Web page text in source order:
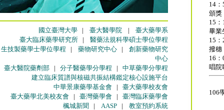
國立臺灣大學 | 臺大醫學院 | 臺大藥學系
臺大臨床藥學研究所 | 醫藥法規科學碩士學位學程
生技製藥學士學位學程 | 藥物研究中心 | 創新藥物研究
中心
臺大醫院藥劑部 | 分子醫藥學分學程 | 中草藥學分學程
建立臨床質譜與核磁共振結構鑑定核心設施平台
中華景康藥學基金會 | 臺大藥學校友會
臺大藥學北美校友會 | 臺灣藥學會 | 臺灣臨床藥學會
楓城新聞 | AASP | 教室預約系統
14
頒獎
15
畢業
15
撥穗
16：
唱院
106